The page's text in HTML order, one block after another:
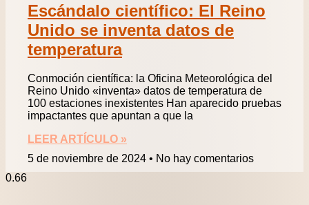
Escándalo científico: El Reino
Unido se inventa datos de
temperatura
Conmoción científica: la Oficina Meteorológica del
Reino Unido «inventa» datos de temperatura de
100 estaciones inexistentes Han aparecido pruebas
impactantes que apuntan a que la
LEER ARTÍCULO »
5 de noviembre de 2024
No hay comentarios